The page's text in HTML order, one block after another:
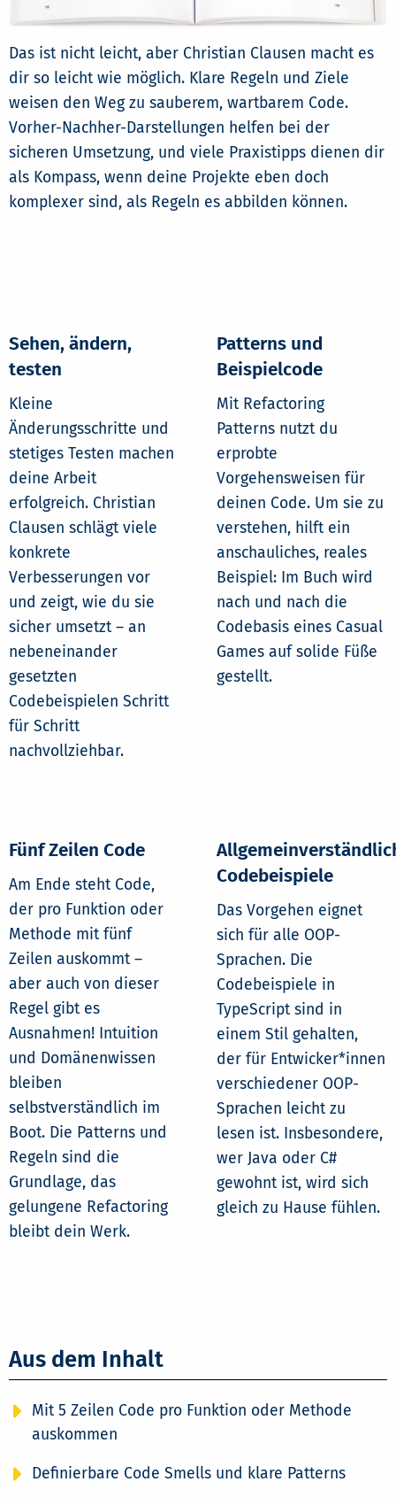
Das ist nicht leicht, aber Christian Clausen macht es
dir so leicht wie möglich. Klare Regeln und Ziele
weisen den Weg zu sauberem, wartbarem Code.
Vorher-Nachher-Darstellungen helfen bei der
sicheren Umsetzung, und viele Praxistipps dienen dir
als Kompass, wenn deine Projekte eben doch
komplexer sind, als Regeln es abbilden können.
Sehen, ändern,
testen
Kleine
Änderungsschritte und
stetiges Testen machen
deine Arbeit
erfolgreich. Christian
Clausen schlägt viele
konkrete
Verbesserungen vor
und zeigt, wie du sie
sicher umsetzt – an
nebeneinander
gesetzten
Codebeispielen Schritt
für Schritt
nachvollziehbar.
Patterns und
Beispielcode
Mit Refactoring
Patterns nutzt du
erprobte
Vorgehensweisen für
deinen Code. Um sie zu
verstehen, hilft ein
anschauliches, reales
Beispiel: Im Buch wird
nach und nach die
Codebasis eines Casual
Games auf solide Füße
gestellt.
Fünf Zeilen Code
Am Ende steht Code,
der pro Funktion oder
Methode mit fünf
Zeilen auskommt –
aber auch von dieser
Regel gibt es
Ausnahmen! Intuition
und Domänenwissen
bleiben
selbstverständlich im
Boot. Die Patterns und
Regeln sind die
Grundlage, das
gelungene Refactoring
bleibt dein Werk.
Codebeispiele
Das Vorgehen eignet
sich für alle OOP-
Sprachen. Die
Codebeispiele in
TypeScript sind in
einem Stil gehalten,
der für Entwicker*innen
verschiedener OOP-
Sprachen leicht zu
lesen ist. Insbesondere,
wer Java oder C#
gewohnt ist, wird sich
gleich zu Hause fühlen.
Aus dem Inhalt
Mit 5 Zeilen Code pro Funktion oder Methode
auskommen
Definierbare Code Smells und klare Patterns